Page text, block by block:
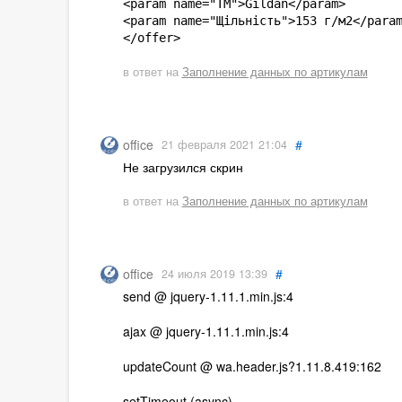
<param name="ТМ">Gildan</param>
<param name="Щільність">153 г/м2</
</offer>
в ответ на Заполнение данных по артикулам
office 21 февраля 2021 21:04 #
Не загрузился скрин
в ответ на Заполнение данных по артикулам
office 24 июля 2019 13:39 #
send @ jquery-1.11.1.min.js:4
ajax @ jquery-1.11.1.min.js:4
updateCount @ wa.header.js?1.11.8.419:162